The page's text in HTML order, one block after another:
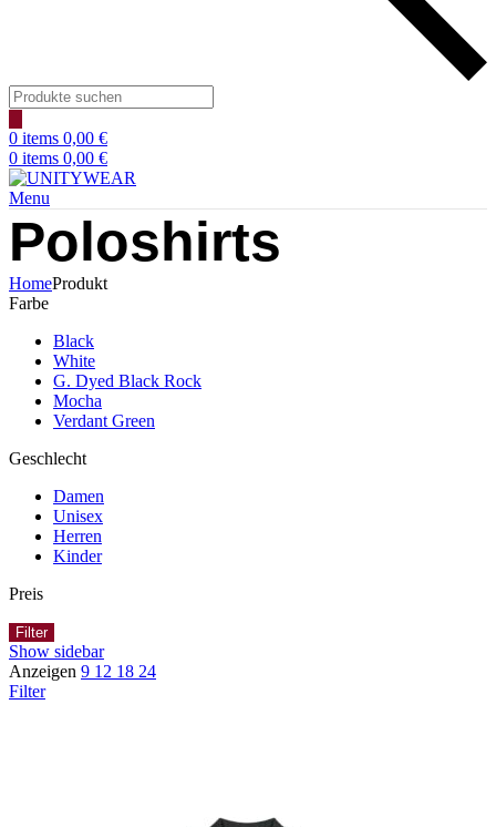
Products
search
0 items 0,00 €
0 items 0,00 €
Menu
Poloshirts
HomeProdukt
Farbe
Black
White
G. Dyed Black Rock
Mocha
Verdant Green
Geschlecht
Damen
Unisex
Herren
Kinder
Preis
Filter
Show sidebar
Anzeigen 9 12 18 24
Filter